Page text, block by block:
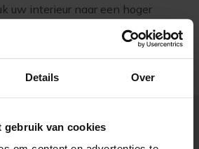
Details Over
gebruik van cookies
uw interieur naar een hoger
uit uw opbergruimte en geniet
met het Xooon Carving lowboard.